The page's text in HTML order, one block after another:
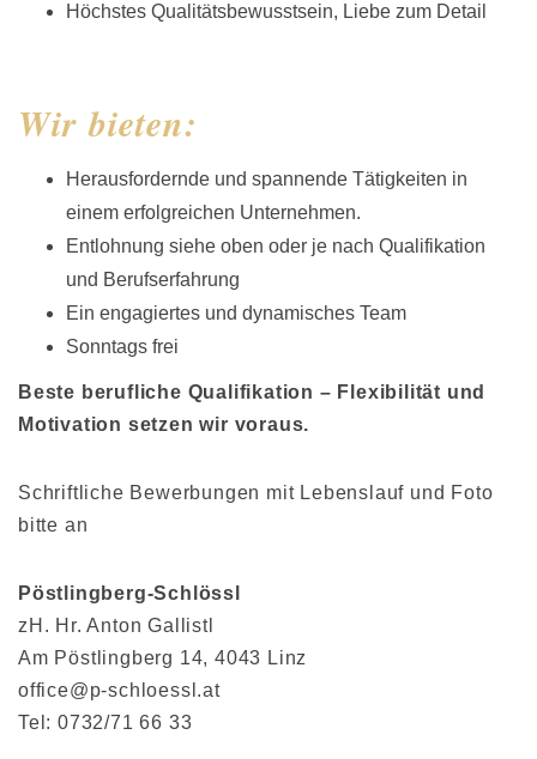
Höchstes Qualitätsbewusstsein, Liebe zum Detail
Wir bieten:
Herausfordernde und spannende Tätigkeiten in
einem erfolgreichen Unternehmen.
Entlohnung siehe oben oder je nach Qualifikation
und Berufserfahrung
Ein engagiertes und dynamisches Team
Sonntags frei
Beste berufliche Qualifikation – Flexibilität und
Motivation setzen wir voraus.
Schriftliche Bewerbungen mit Lebenslauf und Foto
bitte an
Pöstlingberg-Schlössl
zH. Hr. Anton Gallistl
Am Pöstlingberg 14, 4043 Linz
office@p-schloessl.at
Tel: 0732/71 66 33